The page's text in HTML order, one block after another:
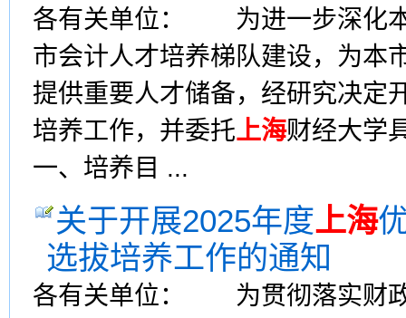
各有关单位： 为进一步深化本
市会计人才培养梯队建设，为本
提供重要人才储备，经研究决定
培养工作，并委托上海财经大学
一、培养目 ...
关于开展2025年度上海
选拔培养工作的通知
各有关单位： 为贯彻落实财政